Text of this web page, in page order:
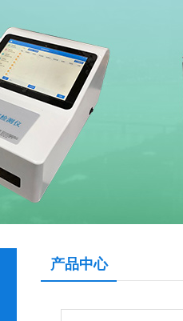
产品中心